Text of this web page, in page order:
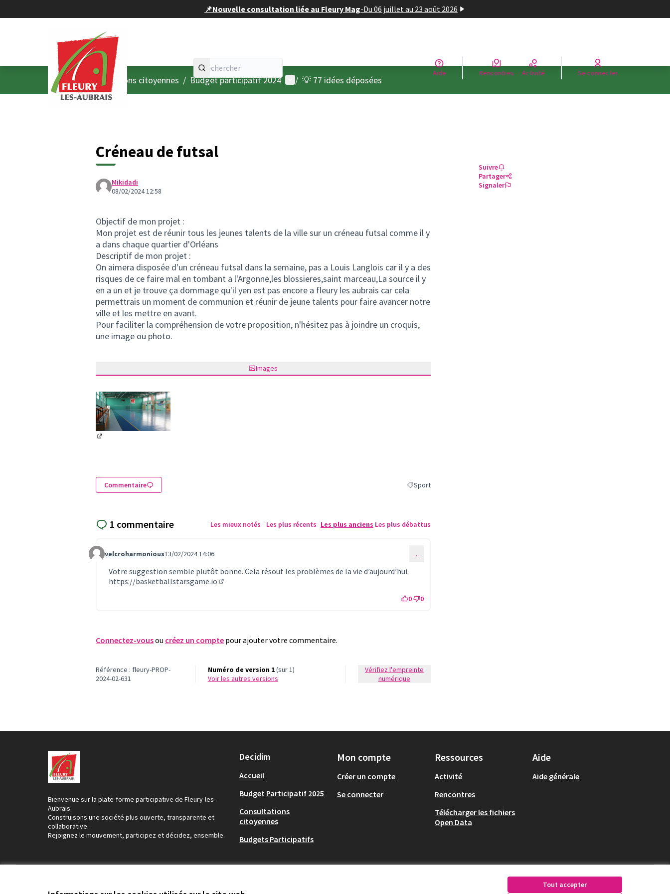
Tout accepter
📌Nouvelle consultation liée au Fleury Mag-Du 06 juillet au 23 août 2026
Aide Rencontres Activité Se connecter
AccueilMenu principal
/ Consultations citoyennes / Budget participatif 2024 Menu utilisateur
/ 💡 77 idées déposées
Créneau de futsal
Mikidadi
08/02/2024 12:58
Objectif de mon projet :
Mon projet est de réunir tous les jeunes talents de la ville sur un créneau futsal comme il y
a dans chaque quartier d'Orléans
Descriptif de mon projet :
On aimera disposée d'un créneau futsal dans la semaine, pas a Louis Langlois car il y a des
risques de ce faire mal en tombant a l'Argonne,les blossieres,saint marceau,La source il y
en a un et je trouve ça dommage qu'il yen est pas encore a fleury les aubrais car cela
permettrais un moment de communion et réunir de jeune talents pour faire avancer notre
ville et les mettre en avant.
Pour faciliter la compréhension de votre proposition, n'hésitez pas à joindre un croquis,
une image ou photo.
Images
Commentaire Filtrer les résultats de la catégorie : Sport
Sport
Suivre
Partager
Signaler
1 commentaire Les mieux notés Les plus récents Les plus anciens Les plus débattus
Commentaire 792
velcroharmonious13/02/2024 14:06 …
Votre suggestion semble plutôt bonne. Cela résout les problèmes de la vie d’aujourd’hui.
https://basketballstarsgame.io
0 0
Connectez-vousou créez un compte pour ajouter votre commentaire.
Référence : fleury-PROP-
2024-02-631
Numéro de version 1(sur 1)
voir les autres versions
Vérifiez l'empreinte
numérique
Bienvenue sur la plate-forme participative de Fleury-les-
Aubrais.
Construisons une société plus ouverte, transparente et
collaborative.
Rejoignez le mouvement, participez et décidez, ensemble.
Decidim
Accueil
Budget Participatif 2025
Consultations
citoyennes
Budgets Participatifs
Mon compte
Créer un compte
Se connecter
Ressources
Activité
Rencontres
Télécharger les fichiers
Open Data
Aide
Aide générale